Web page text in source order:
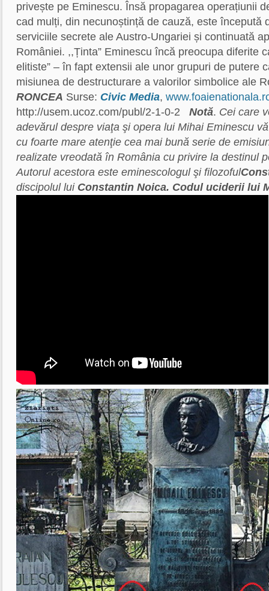
privește pe Eminescu. Însă propagarea operațiunii
cad mulți, din necunoștință de cauză, este începută
serviciile secrete ale Austro-Ungariei și continuată
României. ,,Ținta” Eminescu încă preocupa diferite
elitiste” – în fapt extensii ale unor grupuri de putere
misiunea de destructurare a valorilor simbolice ale
RONCEA Surse: Civic Media,
http://usem.ucoz.com/publ/2-1-0-2 Notă. Cei care
adevărul despre viaţa şi opera lui Mihai Eminescu
cu foarte mare atenţie cea mai bună serie de
realizate vreodată în România cu privire la destinul
Autorul acestora este eminescologul şi filozoful
discipolul lui Constantin Noica. Codul uciderii lui